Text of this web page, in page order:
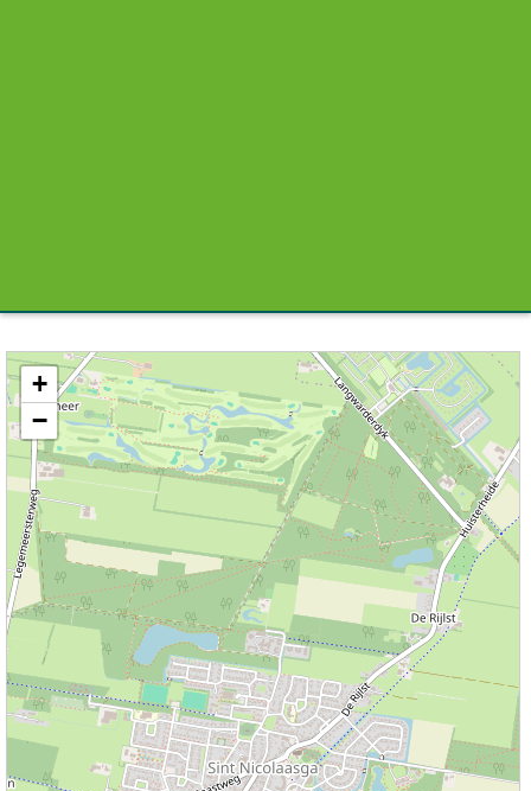
Kaart / Plattegrond Sint Nicolaasga centrum
+
−